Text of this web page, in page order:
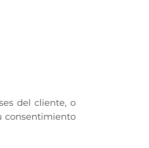
del cliente, o
consentimiento